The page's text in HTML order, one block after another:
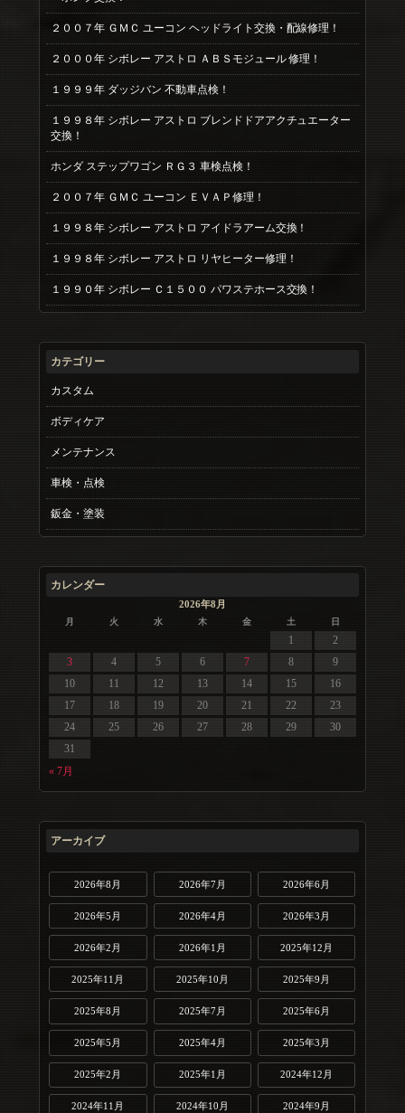
２００７年 ＧＭＣ ユーコン ヘッドライト交換・配線修理！
２０００年 シボレー アストロ ＡＢＳモジュール 修理！
１９９９年 ダッジバン 不動車点検！
１９９８年 シボレー アストロ ブレンドドアアクチュエーター
交換！
ホンダ ステップワゴン ＲＧ３ 車検点検！
２００７年 ＧＭＣ ユーコン ＥＶＡＰ修理！
１９９８年 シボレー アストロ アイドラアーム交換！
１９９８年 シボレー アストロ リヤヒーター修理！
１９９０年 シボレー Ｃ１５００ パワステホース交換！
カテゴリー
カスタム
ボディケア
メンテナンス
車検・点検
鈑金・塗装
カレンダー
2026年8月
月 火 水 木 金 土 日
« 7月
1
2
3
4 5 6 7 8
9
10
11 12 13 14 15
16
17
18 19 20 21 22
23
24
25 26 27 28 29
30
31
アーカイブ
2026年8月 2026年7月 2026年6月
2026年5月 2026年4月 2026年3月
2026年2月 2026年1月 2025年12月
2025年11月 2025年10月 2025年9月
2025年8月 2025年7月 2025年6月
2025年5月 2025年4月 2025年3月
2025年2月 2025年1月 2024年12月
2024年11月 2024年10月 2024年9月